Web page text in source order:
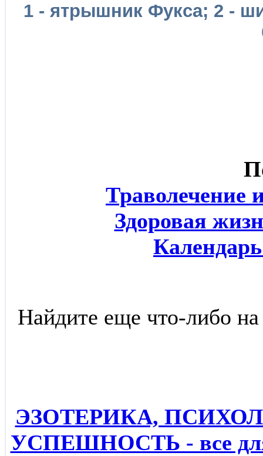
1 - ятрышник Фукса; 2 -
Траволечение
Здоровая
Найдите еще что-либо
ЭЗОТЕРИКА,
УСПЕШНОСТЬ - все для